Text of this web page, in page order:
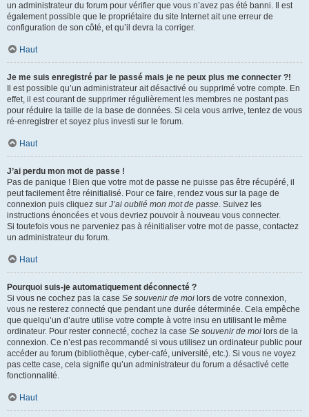
un administrateur du forum pour vérifier que vous n’avez pas été banni. Il est
également possible que le propriétaire du site Internet ait une erreur de
configuration de son côté, et qu’il devra la corriger.
Haut
Je me suis enregistré par le passé mais je ne peux plus me connecter ?!
Il est possible qu’un administrateur ait désactivé ou supprimé votre compte. En
effet, il est courant de supprimer régulièrement les membres ne postant pas
pour réduire la taille de la base de données. Si cela vous arrive, tentez de vous
ré-enregistrer et soyez plus investi sur le forum.
Haut
J’ai perdu mon mot de passe !
Pas de panique ! Bien que votre mot de passe ne puisse pas être récupéré, il
peut facilement être réinitialisé. Pour ce faire, rendez vous sur la page de
connexion puis cliquez sur J’ai oublié mon mot de passe. Suivez les
instructions énoncées et vous devriez pouvoir à nouveau vous connecter.
Si toutefois vous ne parveniez pas à réinitialiser votre mot de passe, contactez
un administrateur du forum.
Haut
Pourquoi suis-je automatiquement déconnecté ?
Si vous ne cochez pas la case Se souvenir de moi lors de votre connexion,
vous ne resterez connecté que pendant une durée déterminée. Cela empêche
que quelqu’un d’autre utilise votre compte à votre insu en utilisant le même
ordinateur. Pour rester connecté, cochez la case Se souvenir de moi lors de la
connexion. Ce n’est pas recommandé si vous utilisez un ordinateur public pour
accéder au forum (bibliothèque, cyber-café, université, etc.). Si vous ne voyez
pas cette case, cela signifie qu’un administrateur du forum a désactivé cette
fonctionnalité.
Haut